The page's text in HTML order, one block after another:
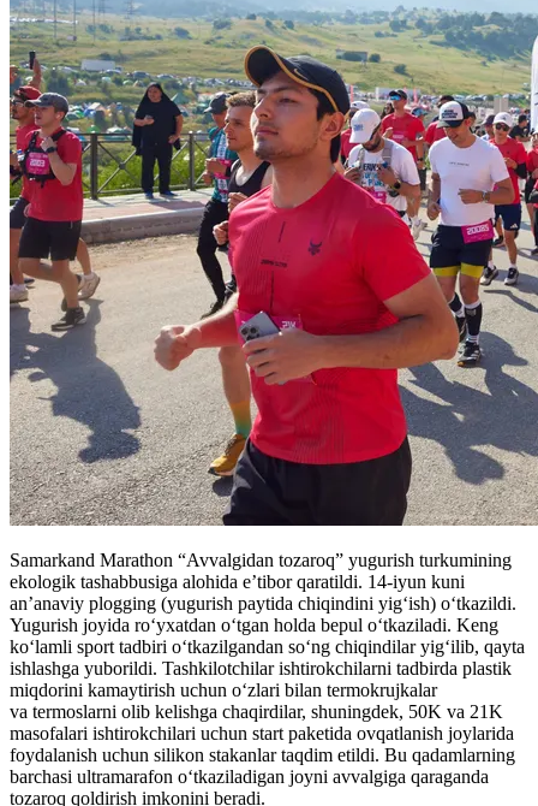
Samarkand Marathon “Avvalgidan tozaroq” yugurish turkumining
ekologik tashabbusiga alohida e’tibor qaratildi. 14-iyun kuni
an’anaviy plogging (yugurish paytida chiqindini yig‘ish) o‘tkazildi.
Yugurish joyida ro‘yxatdan o‘tgan holda bepul o‘tkaziladi. Keng
ko‘lamli sport tadbiri o‘tkazilgandan so‘ng chiqindilar yig‘ilib, qayta
ishlashga yuborildi. Tashkilotchilar ishtirokchilarni tadbirda plastik
miqdorini kamaytirish uchun o‘zlari bilan termokrujkalar
va termoslarni olib kelishga chaqirdilar, shuningdek, 50K va 21K
masofalari ishtirokchilari uchun start paketida ovqatlanish joylarida
foydalanish uchun silikon stakanlar taqdim etildi. Bu qadamlarning
barchasi ultramarafon o‘tkaziladigan joyni avvalgiga qaraganda
tozaroq qoldirish imkonini beradi.